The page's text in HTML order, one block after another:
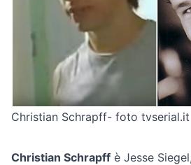
Christian Schrapff- foto tvserial.it
Christian Schrapff è Jesse